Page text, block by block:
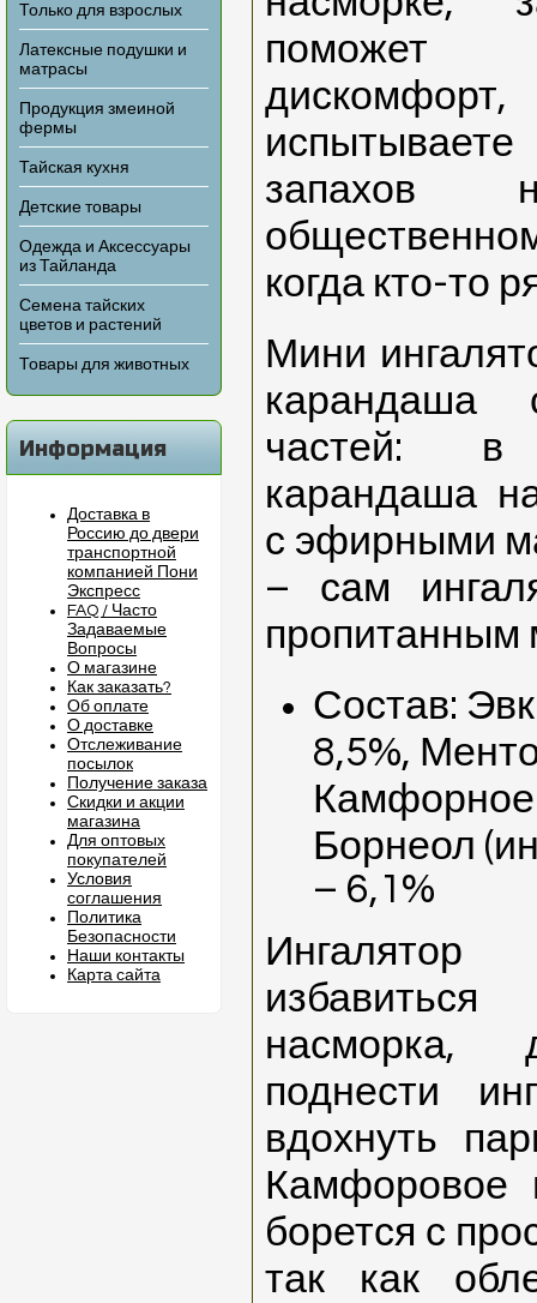
Только для взрослых
Латексные подушки и
матрасы
Продукция змеиной
фермы
Тайская кухня
Детские товары
Одежда и Аксессуары
из Тайланда
Семена тайских
цветов и растений
Товары для животных
Информация
Доставка в
Россию до двери
транспортной
компанией Пони
Экспресс
FAQ / Часто
Задаваемые
Вопросы
О магазине
Как заказать?
Об оплате
О доставке
Отслеживание
посылок
Получение заказа
Скидки и акции
магазина
Для оптовых
покупателей
Условия
соглашения
Политика
Безопасности
Наши контакты
Карта сайта
поможет
когда кто-то
Мини
карандаша
частей:
карандаша
с эфирными
– сам
пропитанным
Состав:
8,5%,
Борнеол
– 6,1%
насморка,
поднести
вдохнуть
Камфоровое
борется с
так как